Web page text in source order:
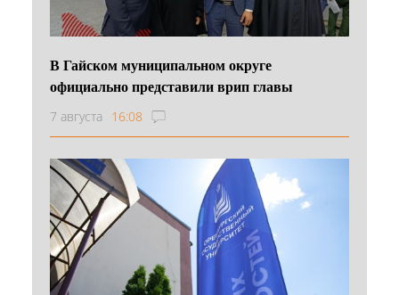
В Гайском муниципальном округе
официально представили врип главы
7 августа 16:08